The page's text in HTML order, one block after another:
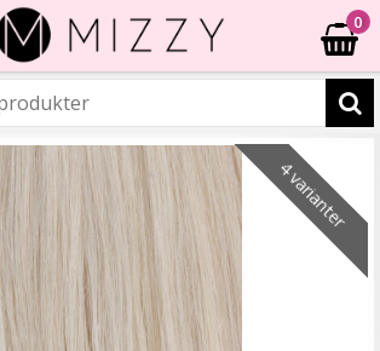
0
6 varianter
6 varianter
6 varianter
6 varianter
4 varianter